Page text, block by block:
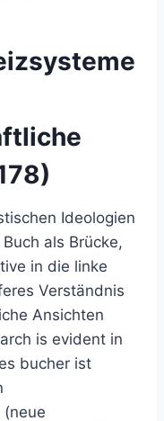
Ideologien
als Brücke,
in die linke
Verständnis
Ansichten
is evident in
bucher ist